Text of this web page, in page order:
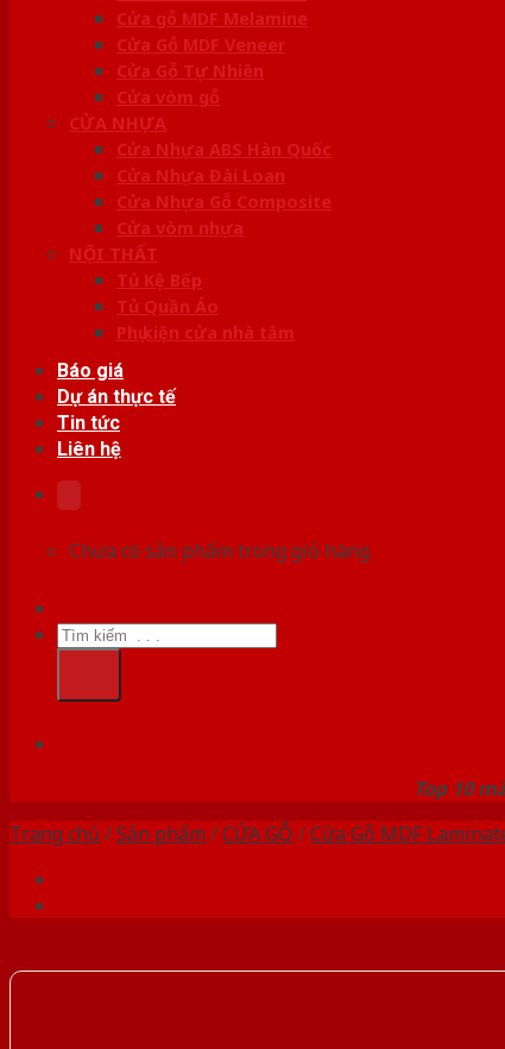
Cửa gỗ MDF Melamine
Cửa Gỗ MDF Veneer
Cửa Gỗ Tự Nhiên
Cửa vòm gỗ
CỬA NHỰA
Cửa Nhựa ABS Hàn Quốc
Cửa Nhựa Đài Loan
Cửa Nhựa Gỗ Composite
Cửa vòm nhựa
NỘI THẤT
Tủ Kệ Bếp
Tủ Quần Áo
Phụ kiện cửa nhà tắm
Báo giá
Dự án thực tế
Tin tức
Liên hệ
Chưa có sản phẩm trong giỏ hàng.
Tìm
kiếm:
Top 10
Trang chủ /Sản phẩm /CỬA GỖ /Cửa Gỗ MDF